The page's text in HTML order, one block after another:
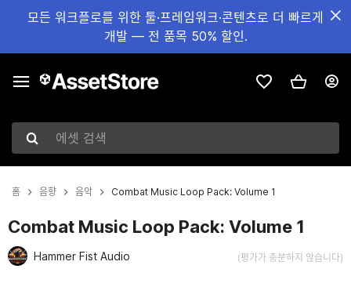
모든 워크플로를 위한 툴·프레임워크·콘텐츠로 더 빠르게
개발 — 전 품목 50% 할인.
에셋 검색
홈 음향 음악 Combat Music Loop Pack: Volume 1
Combat Music Loop Pack: Volume 1
Hammer Fist Audio (평가가 충분하지 않습니다)